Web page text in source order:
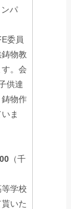
ンパ
委員
物教
。会
供達
物作
ま
（千
学校
いた